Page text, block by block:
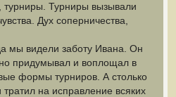
турниры. Турниры вызывали
Дух соперничества,
мы видели заботу Ивана. Он
придумывал и воплощал в
формы турниров. А столько
на исправление всяких